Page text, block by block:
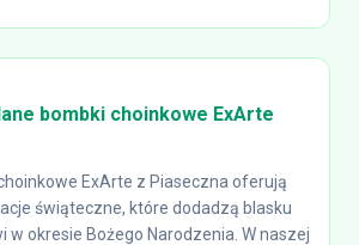
bombki choinkowe ExArte
ExArte z Piaseczna oferują
świąteczne, które dodadzą blasku
w okresie Bożego Narodzenia. W naszej